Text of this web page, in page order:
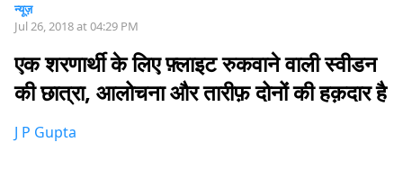
न्यूज़
Jul 26, 2018 at 04:29 PM
एक शरणार्थी के लिए फ़्लाइट रुकवाने वाली स्वीडन
की छात्रा, आलोचना और तारीफ़ दोनों की हक़दार है
J P Gupta